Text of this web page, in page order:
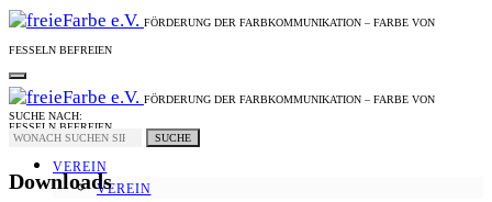
FÖRDERUNG DER FARBKOMMUNIKATION – FARBE VON
FESSELN BEFREIEN
FÖRDERUNG DER FARBKOMMUNIKATION – FARBE VON
FESSELN BEFREIEN
VEREIN
VEREIN
SUCHE NACH:
SUCHE
Downloads